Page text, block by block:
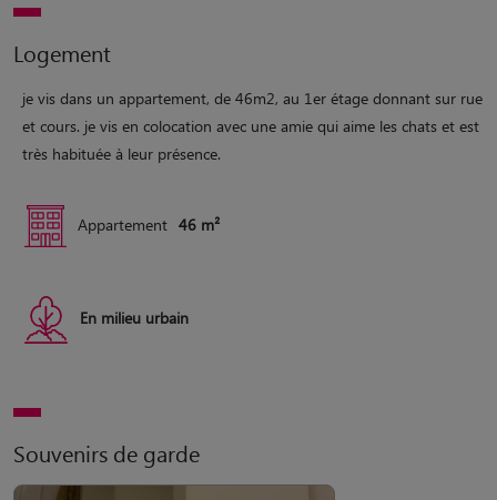
Logement
je vis dans un appartement, de 46m2, au 1er étage donnant sur rue
et cours. je vis en colocation avec une amie qui aime les chats et est
très habituée à leur présence.
Appartement 46 m²
En milieu urbain
Souvenirs de garde